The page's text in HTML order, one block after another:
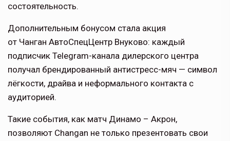
состоятельность.
Дополнительным бонусом стала акция
от Чанган АвтоСпецЦентр Внуково: каждый
подписчик Telegram-канала дилерского центра
получал брендированный антистресс-мяч — символ
лёгкости, драйва и неформального контакта с
аудиторией.
Такие события, как матч Динамо – Акрон,
позволяют Changan не только презентовать свои